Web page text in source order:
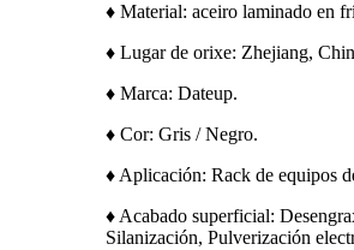
♦ Material: aceiro laminado en
♦ Lugar de orixe: Zhejiang,
♦ Marca: Dateup.
♦ Cor: Gris / Negro.
♦ Aplicación: Rack de equipos
♦ Acabado superficial:
Silanización, Pulverización